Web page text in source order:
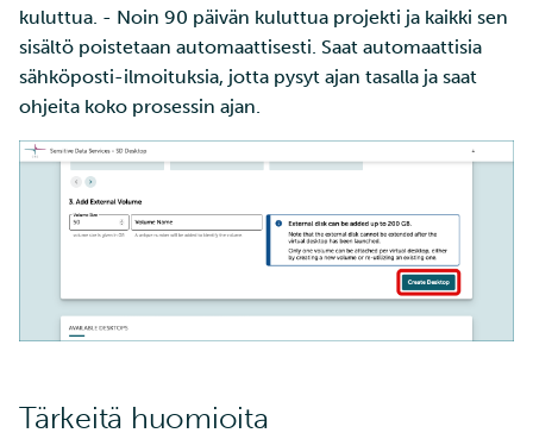
kuluttua. - Noin 90 päivän kuluttua projekti ja kaikki sen
sisältö poistetaan automaattisesti. Saat automaattisia
sähköposti-ilmoituksia, jotta pysyt ajan tasalla ja saat
ohjeita koko prosessin ajan.
Tärkeitä huomioita